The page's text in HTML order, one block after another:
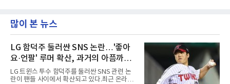
많이 본 뉴스
LG 함덕주 둘러싼 SNS 논란…'좋아
요·언팔' 루머 확산, 과거의 아픔까지
소환됐다
LG 트윈스 투수 함덕주를 둘러싼 SNS 관련 논
란이 팬들 사이에서 확산되고 있다.최근 온라인